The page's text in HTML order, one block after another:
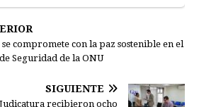
compromete con la paz sostenible en el
Seguridad de la ONU
SIGUIENTE
recibieron ocho